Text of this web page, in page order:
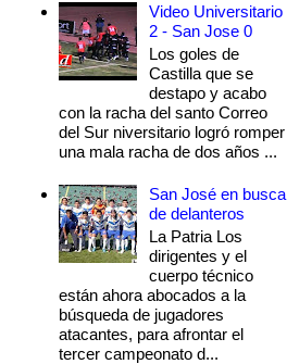
Video Universitario
2 - San Jose 0
Los goles de
Castilla que se
destapo y acabo
con la racha del santo Correo
del Sur niversitario logró romper
una mala racha de dos años ...
San José en busca
de delanteros
La Patria Los
dirigentes y el
cuerpo técnico
están ahora abocados a la
búsqueda de jugadores
atacantes, para afrontar el
tercer campeonato d...